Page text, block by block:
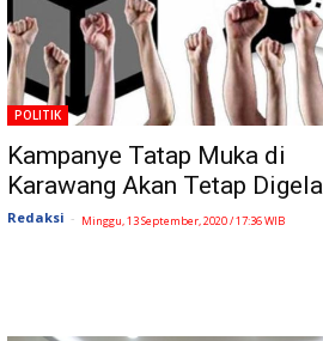
POLITIK
Kampanye Tatap Muka di
Karawang Akan Tetap
Redaksi - Minggu, 13 September, 2020 / 17:36 WIB